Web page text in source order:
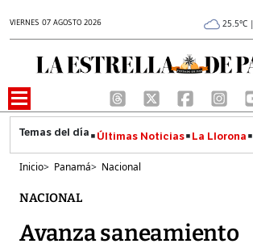
VIERNES 07 AGOSTO 2026 25.5°C
Últimas Noticias La Llorona
Inicio> Panamá> Nacional
NACIONAL
Avanza saneamiento